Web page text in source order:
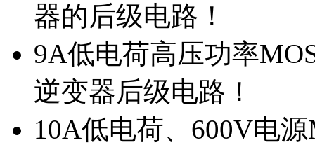
器的后级电路！
9A低电荷高压功率
逆变器后级电路！
10A低电荷、600V电